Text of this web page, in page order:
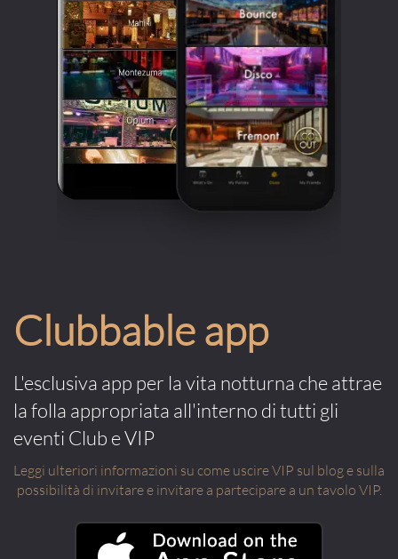
Clubbable app
L'esclusiva app per la vita notturna che attrae
la folla appropriata all'interno di tutti gli
eventi Club e VIP
Leggi ulteriori informazioni su come uscire VIP sul blog e sulla
possibilità di invitare e invitare a partecipare a un tavolo VIP.